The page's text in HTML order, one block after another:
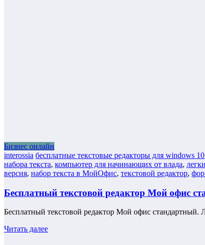
Бизнес онлайн
interossia бесплатные текстовые редакторы для windows 10
набора текста, компьютер для начинающих от влада,
версия, набор текста в МойОфис, текстовой редактор,
Бесплатный текстовой редактор Мой офис
Бесплатный текстовой редактор Мой офис
Читать далее